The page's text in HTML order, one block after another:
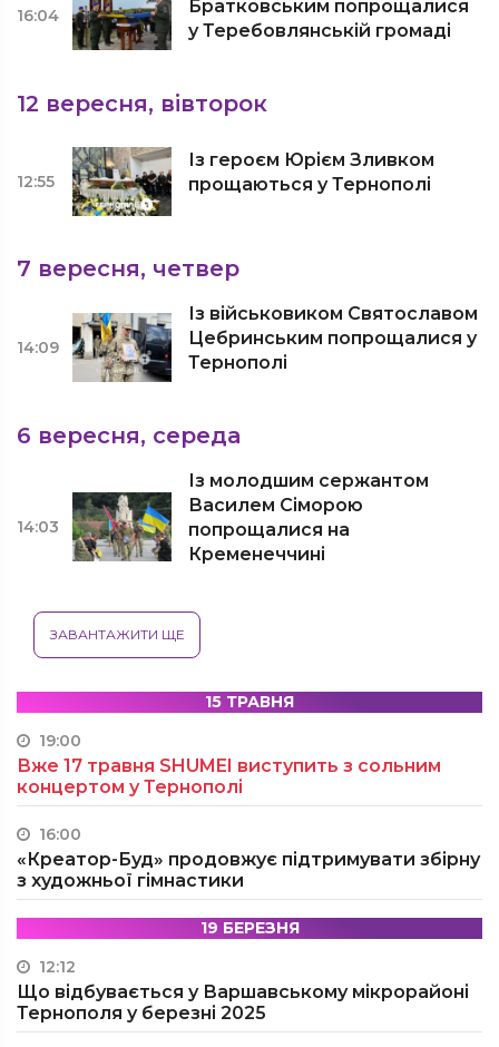
16:04
Братковським попрощалися
у Теребовлянській громаді
12 вересня, вівторок
12:55
Із героєм Юрієм Зливком
прощаються у Тернополі
7 вересня, четвер
14:09
Із військовиком Святославом
Цебринським попрощалися у
Тернополі
6 вересня, середа
14:03
Із молодшим сержантом
Василем Сіморою
попрощалися на
Кременеччині
ЗАВАНТАЖИТИ ЩЕ
15 ТРАВНЯ
19:00
Вже 17 травня SHUMEI виступить з сольним
концертом у Тернополі
16:00
«Креатор-Буд» продовжує підтримувати збірну
з художньої гімнастики
19 БЕРЕЗНЯ
12:12
Що відбувається у Варшавському мікрорайоні
Тернополя у березні 2025